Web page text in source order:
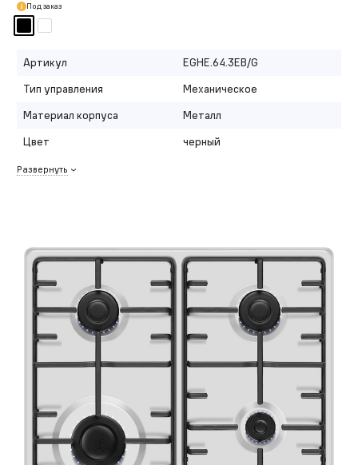
Под заказ
Артикул
EGHE.64.3EB/G
Тип управления
Механическое
Материал корпуса
Металл
Цвет
черный
Развернуть